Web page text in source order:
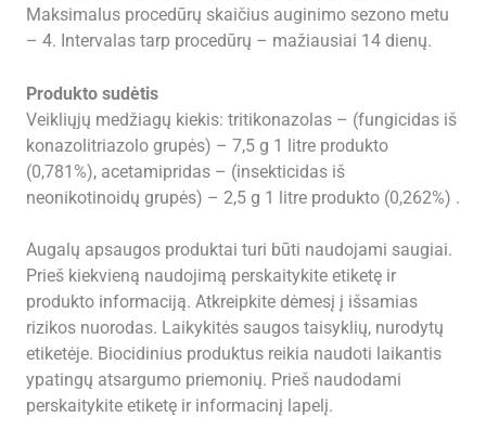
Maksimalus procedūrų skaičius auginimo sezono metu
– 4. Intervalas tarp procedūrų – mažiausiai 14 dienų.
Produkto sudėtis
Veikliųjų medžiagų kiekis: tritikonazolas – (fungicidas iš
konazolitriazolo grupės) – 7,5 g 1 litre produkto
(0,781%), acetamipridas – (insekticidas iš
neonikotinoidų grupės) – 2,5 g 1 litre produkto (0,262%) .
Augalų apsaugos produktai turi būti naudojami saugiai.
Prieš kiekvieną naudojimą perskaitykite etiketę ir
produkto informaciją. Atkreipkite dėmesį į išsamias
rizikos nuorodas. Laikykitės saugos taisyklių, nurodytų
etiketėje. Biocidinius produktus reikia naudoti laikantis
ypatingų atsargumo priemonių. Prieš naudodami
perskaitykite etiketę ir informacinį lapelį.